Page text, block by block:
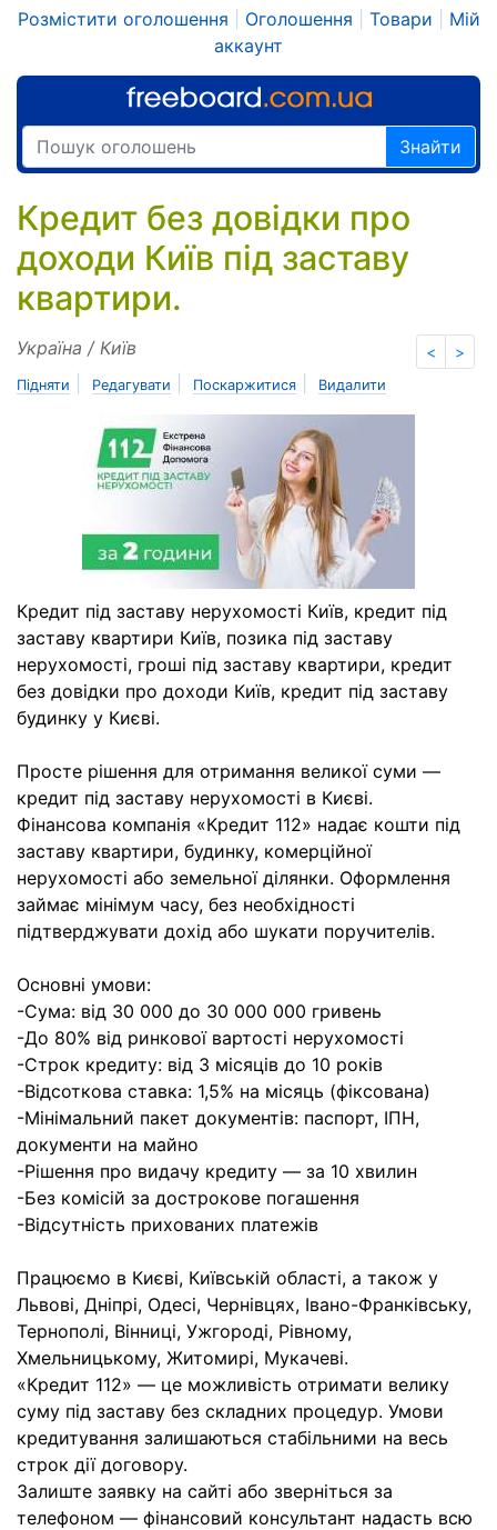
Розмістити оголошення Оголошення Товари
Мій
аккаунт
Знайти
Кредит без довідки про
доходи Київ під заставу
квартири.
< >
Україна / Київ
Підняти Редагувати Поскаржитися Видалити
Кредит під заставу нерухомості Київ, кредит під
заставу квартири Київ, позика під заставу
нерухомості, гроші під заставу квартири, кредит
без довідки про доходи Київ, кредит під заставу
будинку у Києві.
Просте рішення для отримання великої суми —
кредит під заставу нерухомості в Києві.
Фінансова компанія «Кредит 112» надає кошти під
заставу квартири, будинку, комерційної
нерухомості або земельної ділянки. Оформлення
займає мінімум часу, без необхідності
підтверджувати дохід або шукати поручителів.
Основні умови:
-Сума: від 30 000 до 30 000 000 гривень
-До 80% від ринкової вартості нерухомості
-Строк кредиту: від 3 місяців до 10 років
-Відсоткова ставка: 1,5% на місяць (фіксована)
-Мінімальний пакет документів: паспорт, ІПН,
документи на майно
-Рішення про видачу кредиту — за 10 хвилин
-Без комісій за дострокове погашення
-Відсутність прихованих платежів
Працюємо в Києві, Київській області, а також у
Львові, Дніпрі, Одесі, Чернівцях, Івано-Франківську,
Тернополі, Вінниці, Ужгороді, Рівному,
Хмельницькому, Житомирі, Мукачеві.
«Кредит 112» — це можливість отримати велику
суму під заставу без складних процедур. Умови
кредитування залишаються стабільними на весь
строк дії договору.
Залиште заявку на сайті або зверніться за
телефоном — фінансовий консультант надасть всю